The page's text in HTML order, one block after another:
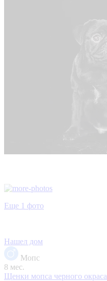
Еще 1 фото
Нашел дом
Мопс
8 мес.
Щенки мопса черного окраса